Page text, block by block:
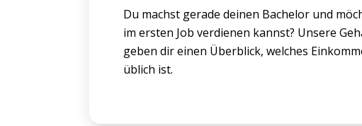
Du machst gerade deinen Bachelor und
im ersten Job verdienen kannst? Unsere
geben dir einen Überblick, welches
üblich ist.